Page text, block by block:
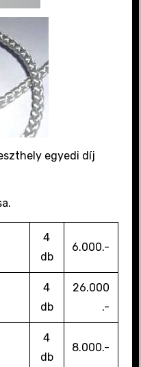
egyedi díj
4
db
6.000.-
4
db
26.000
.-
4
db
8.000.-